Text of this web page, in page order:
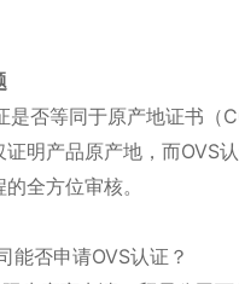
是否等同于原产地证书（
明产品原产地，而OVS
的全方位审核。
能否申请OVS认证？